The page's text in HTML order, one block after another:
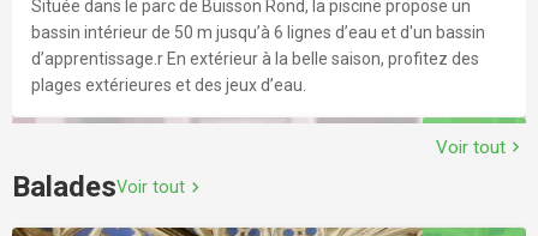
explore816 m
Située dans le parc de Buisson Rond, la piscine propose un
bassin intérieur de 50 m jusqu’à 6 lignes d’eau et d'un bassin
d’apprentissage.r En extérieur à la belle saison, profitez des
plages extérieures et des jeux d’eau.
explore
Voir tout chevron_right
BaladesVoir tout chevron_right